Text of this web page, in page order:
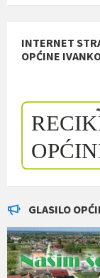
INTERNET
OPĆINE
GLASILO